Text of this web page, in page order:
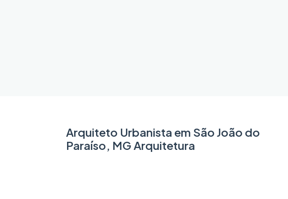
Arquiteto Urbanista em São João do
Paraíso, MG Arquitetura